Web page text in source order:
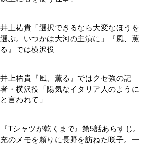
井上祐貴「選択できるなら大変なほうを
選ぶ。いつかは大河の主演に」『風、薫
る』では横沢役
井上祐貴『風、薫る』ではクセ強の記
者・横沢役「陽気なイタリア人のように
と言われて」
『Tシャツが乾くまで』第5話あらすじ。
充のメモを頼りに長野を訪ねた咲子。一